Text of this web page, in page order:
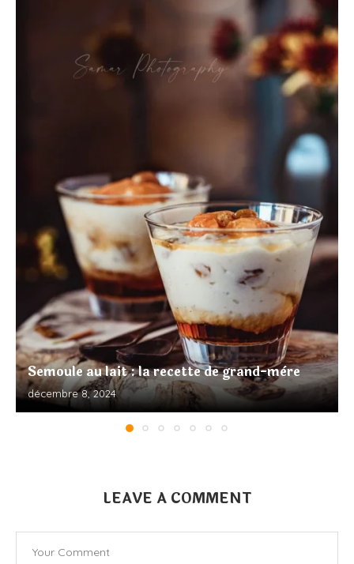
Semoule au lait : la recette de grand-mère
décembre 8, 2024
LEAVE A COMMENT